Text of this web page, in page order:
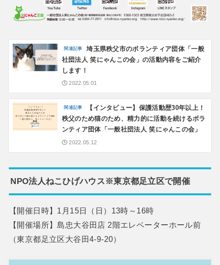
埼玉県秩父市のボランティア団体「一般
社団法人 笑にゃんこの会」の活動内容をご紹介
します！
2022.05.01
【インタビュー】保護活動歴30年以上！
秩父のため猫のため、精力的に活動を続けるボラ
ンティア団体「一般社団法人 笑にゃんこの会」
2022.05.12
NPO法人ねこひげハウス※東京都足立区で開催
【開催日時】1月15日（日）13時～16時
【開催場所】島忠大谷田店 2階エレベーターホール前
（東京都足立区大谷田4-9-20）